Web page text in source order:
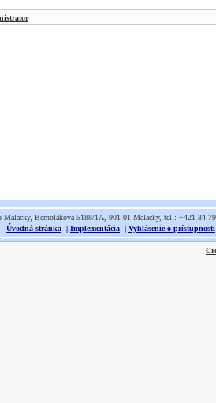
Malacky, Bernolákova 5188/1A, 901 01 Malacky, tel.: +421 34
Úvodná stránka | Implementácia | Vyhlásenie o prístupnosti